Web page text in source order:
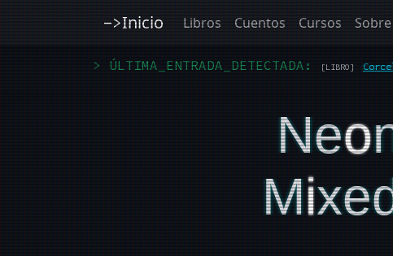
->Inicio Libros Cuentos Cursos
> ÚLTIMA_ENTRADA_DETECTADA: [LIBRO]
NeO
MI